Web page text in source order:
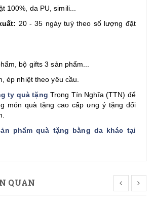
100%, da PU, simili...
20 - 35 ngày tuỳ theo số lượng đặt
bộ gifts 3 sản phẩm...
ép nhiệt theo yêu cầu.
ty quà tặng Trọng Tín Nghĩa (TTN) để
món quà tặng cao cấp ưng ý tặng đối
phẩm quà tặng bằng da khác tại
QUAN